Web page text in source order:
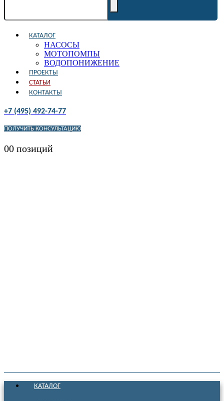
КАТАЛОГ
НАСОСЫ
МОТОПОМПЫ
ВОДОПОНИЖЕНИЕ
ПРОЕКТЫ
СТАТЬИ
КОНТАКТЫ
+7 (495) 492-74-77
ПОЛУЧИТЬ КОНСУЛЬТАЦИЮ
00 позиций
КАТАЛОГ